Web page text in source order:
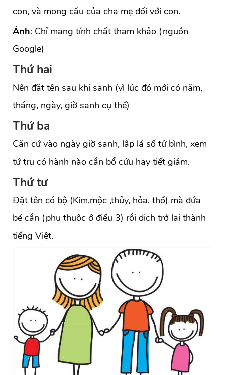
con, và mong cầu của cha mẹ đối với con.
Ảnh: Chỉ mang tính chất tham khảo (nguồn
Google)
Thứ hai
Nên đặt tên sau khi sanh (vì lúc đó mới có năm,
tháng, ngày, giờ sanh cụ thể)
Thứ ba
Căn cứ vào ngày giờ sanh, lập lá số tử bình, xem
tứ trụ có hành nào cần bổ cứu hay tiết giảm.
Thứ tư
Đặt tên có bộ (Kim,mộc ,thủy, hỏa, thổ) mà đứa
bé cần (phụ thuộc ở điều 3) rồi dịch trở lại thành
tiếng Việt.